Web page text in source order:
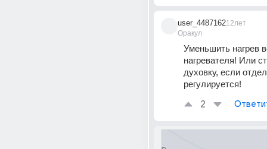
user_4487162
Оракул
12лет
Уменьшить нагрев
нагревателя! Или
духовку, если
регулируется!
2